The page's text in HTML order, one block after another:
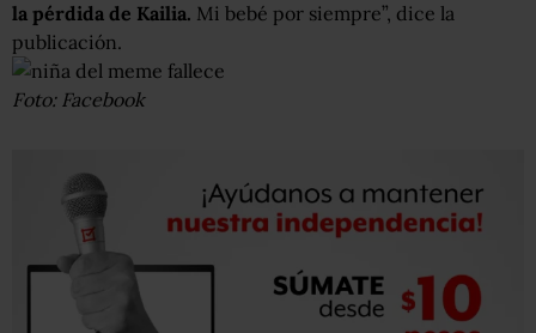
la pérdida de Kailia. Mi bebé por siempre”, dice la
publicación.
Foto: Facebook